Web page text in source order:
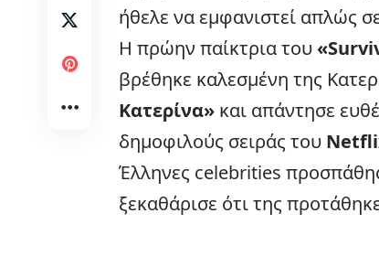
ήθελε να εμφανιστεί απλώς
Η πρώην παίκτρια του
βρέθηκε καλεσμένη της
Κατερίνα» και απάντησε
δημοφιλούς σειράς του
Έλληνες celebrities
ξεκαθάρισε ότι της